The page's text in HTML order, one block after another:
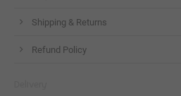
Shipping & Returns
Refund Policy